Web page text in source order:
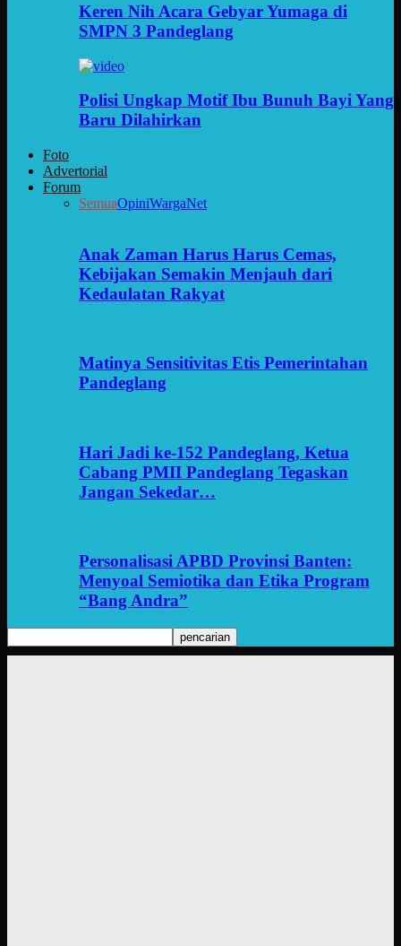
Keren Nih Acara Gebyar Yumaga di
SMPN 3 Pandeglang
Polisi Ungkap Motif Ibu Bunuh Bayi Yang
Baru Dilahirkan
Foto
Advertorial
Forum
SemuaOpiniWargaNet
Anak Zaman Harus Harus Cemas,
Kebijakan Semakin Menjauh dari
Kedaulatan Rakyat
Matinya Sensitivitas Etis Pemerintahan
Pandeglang
Hari Jadi ke-152 Pandeglang, Ketua
Cabang PMII Pandeglang Tegaskan
Jangan Sekedar…
Personalisasi APBD Provinsi Banten:
Menyoal Semiotika dan Etika Program
“Bang Andra”